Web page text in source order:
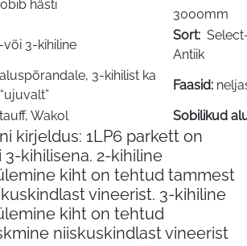
hästi
3000mm
või 3-kihiline
Sort:
Antiik
3-kihilist ka
Faasid:
Wakol Sobilikud
kirjeldus: 1LP6 parkett on
3-kihilisena. 2-kihiline
kiht on tehtud tammest
vineerist. 3-kihiline
kiht on tehtud
niiskuskindlast vineerist